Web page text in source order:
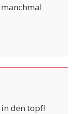
den topf!